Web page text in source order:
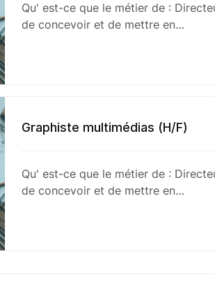
Qu' est-ce que le métier de :
de concevoir et de mettre en…
Graphiste multimédias (H/F)
Qu' est-ce que le métier de :
de concevoir et de mettre en…